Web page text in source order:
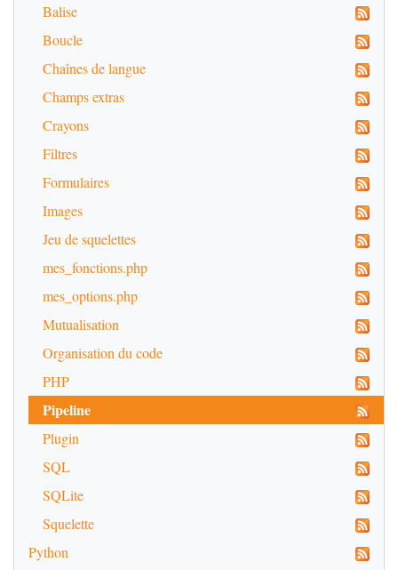
Balise
Boucle
Chaînes de langue
Champs extras
Crayons
Filtres
Formulaires
Images
Jeu de squelettes
mes_fonctions.php
mes_options.php
Mutualisation
Organisation du code
PHP
Pipeline
Plugin
SQL
SQLite
Squelette
Python